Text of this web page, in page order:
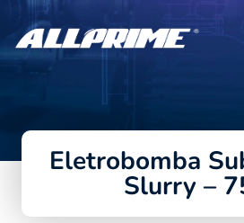
Eletrobomba
Slurry –